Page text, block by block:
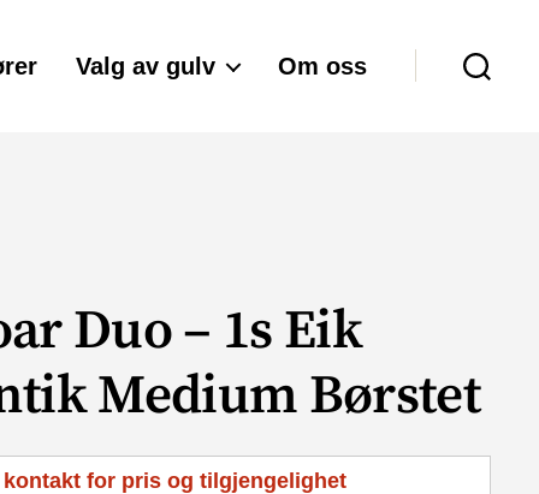
Valg av gulv Om oss
Duo – 1s Eik
Medium Børstet
kontakt for pris og tilgjengelighet